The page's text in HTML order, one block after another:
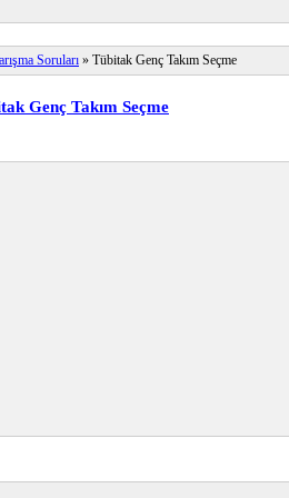
Soruları » Tübitak Genç Takım Seçme
Genç Takım Seçme